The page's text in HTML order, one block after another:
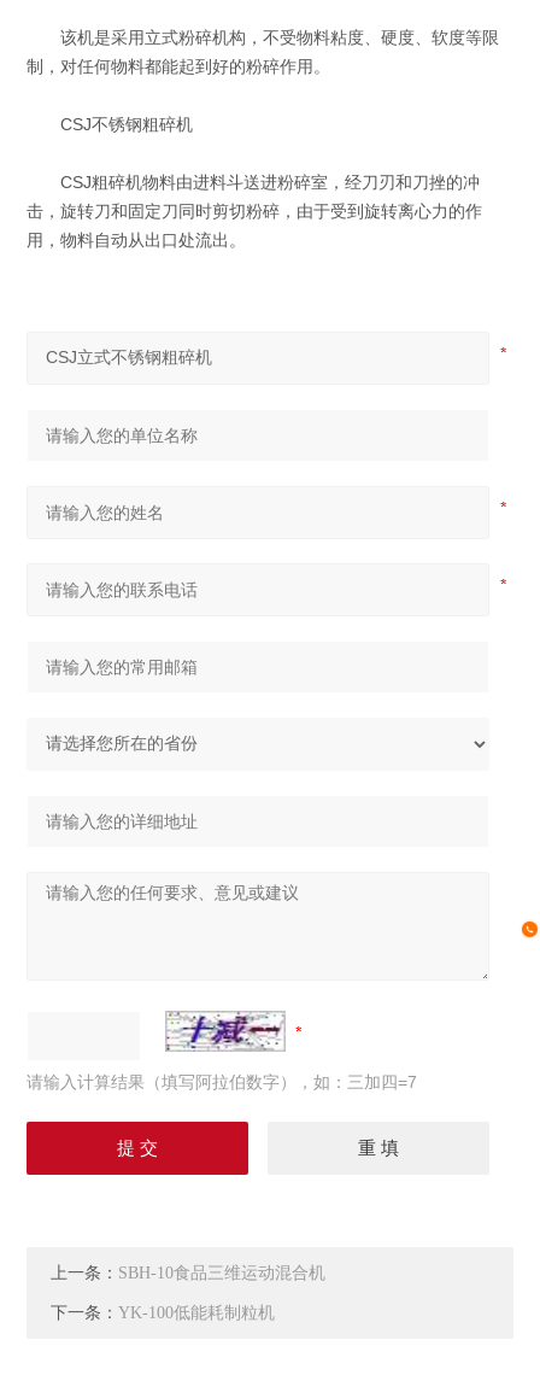
该机是采用立式粉碎机构，不受物料粘度、硬度、软度等限
制，对任何物料都能起到好的粉碎作用。
CSJ不锈钢粗碎机
CSJ粗碎机物料由进料斗送进粉碎室，经刀刃和刀挫的冲
击，旋转刀和固定刀同时剪切粉碎，由于受到旋转离心力的作
用，物料自动从出口处流出。
请输入计算结果（填写阿拉伯数字），如：三加四=7
上一条： SBH-10食品三维运动混合机
下一条：YK-100低能耗制粒机